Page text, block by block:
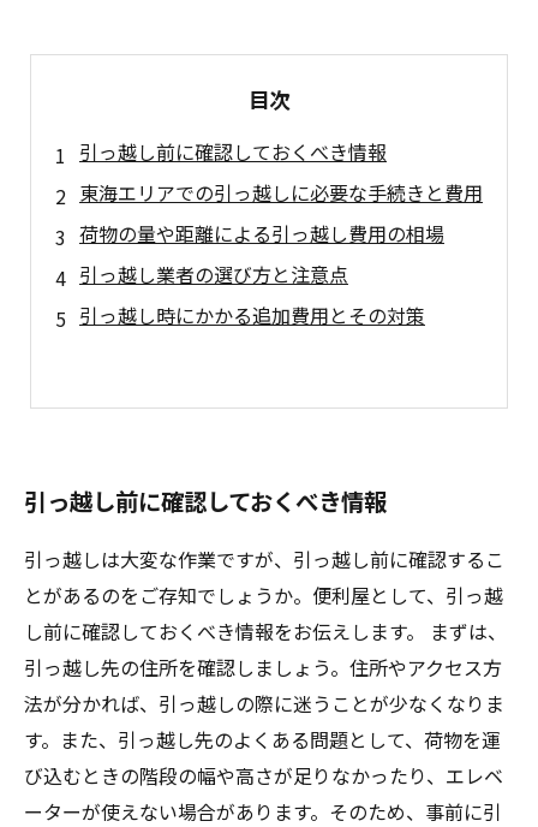
目次
引っ越し前に確認しておくべき情報
東海エリアでの引っ越しに必要な手続きと費用
荷物の量や距離による引っ越し費用の相場
引っ越し業者の選び方と注意点
引っ越し時にかかる追加費用とその対策
引っ越し前に確認しておくべき情報
引っ越しは大変な作業ですが、引っ越し前に確認するこ
とがあるのをご存知でしょうか。便利屋として、引っ越
し前に確認しておくべき情報をお伝えします。 まずは、
引っ越し先の住所を確認しましょう。住所やアクセス方
法が分かれば、引っ越しの際に迷うことが少なくなりま
す。また、引っ越し先のよくある問題として、荷物を運
び込むときの階段の幅や高さが足りなかったり、エレベ
ーターが使えない場合があります。そのため、事前に引